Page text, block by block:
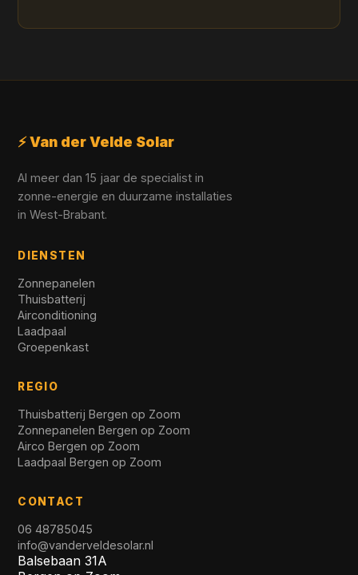
⚡ Van der Velde Solar
Al meer dan 15 jaar de specialist in
zonne-energie en duurzame installaties
in West-Brabant.
DIENSTEN
Zonnepanelen
Thuisbatterij
Airconditioning
Laadpaal
Groepenkast
REGIO
Thuisbatterij Bergen op Zoom
Zonnepanelen Bergen op Zoom
Airco Bergen op Zoom
Laadpaal Bergen op Zoom
CONTACT
06 48785045
info@vanderveldesolar.nl
Balsebaan 31A